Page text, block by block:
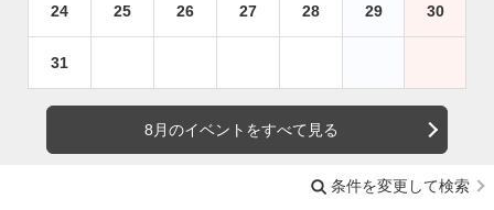
24 25 26 27 28 29 30
31
8月のイベントをすべて見る
条件を変更して検索